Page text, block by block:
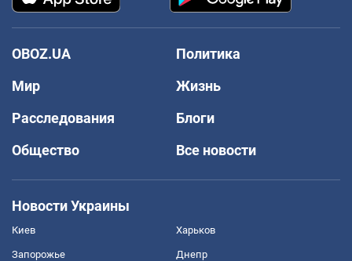
OBOZ.UA
Политика
Мир
Жизнь
Расследования
Блоги
Общество
Все новости
Новости Украины
Киев Харьков
Запорожье Днепр